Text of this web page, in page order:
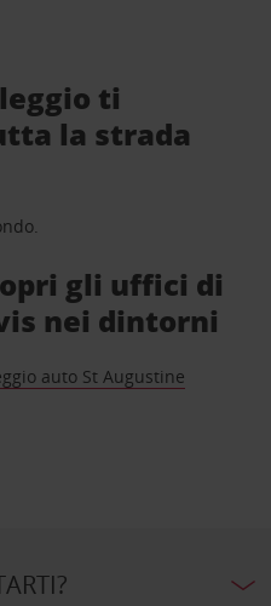
ti
la strada
gli uffici di
nei dintorni
auto St Augustine